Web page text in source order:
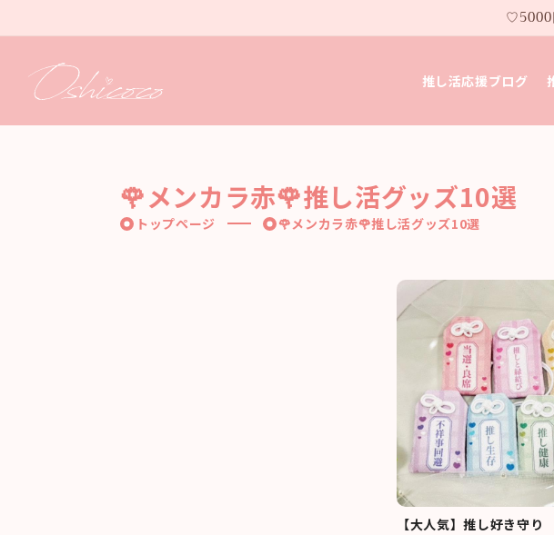
進む
♡5000
推し活応援ブログ
🌹メンカラ赤🌹推し活グッズ10選
トップページ 🌹メンカラ赤🌹推し活グッズ10選
【大人気】推し好き守り